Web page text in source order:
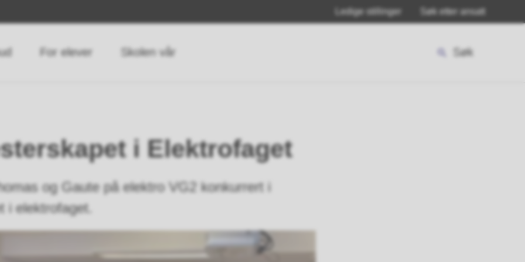
Ledige stillinger Søk etter ansatt
For elever Skolen vår Søk
i Elektrofaget
og Gaute på elektro VG2 konkurrert i
i elektrofaget.